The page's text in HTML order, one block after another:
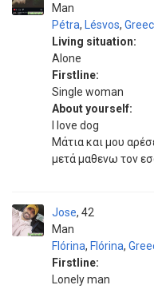
Man
Pétra, Lésvos,
Living situation:
Alone
Firstline:
Single woman
About yourself:
I love dog
Μάτια και μου
μετά μαθενω τον
Jose
Man
42
Flórina, Flórina,
Firstline:
Lonely man